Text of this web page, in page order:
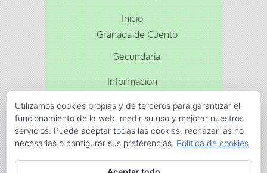
Inicio
Granada de Cuento
Secundaria
Información
Reservas
Animacion cuentos gran via Moriscos Olagüe
titeres
Utilizamos cookies propias y de terceros para garantizar el
funcionamiento de la web, medir su uso y mejorar nuestros
servicios. Puede aceptar todas las cookies, rechazar las no
necesarias o configurar sus preferencias. Política de cookies